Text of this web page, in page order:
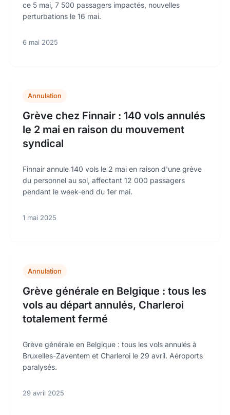
ce 5 mai, 7 500 passagers impactés, nouvelles
perturbations le 16 mai.
6 mai 2025
Annulation
Grève chez Finnair : 140 vols annulés
le 2 mai en raison du mouvement
syndical
Finnair annule 140 vols le 2 mai en raison d'une grève
du personnel au sol, affectant 12 000 passagers
pendant le week-end du 1er mai.
1 mai 2025
Annulation
Grève générale en Belgique : tous les
vols au départ annulés, Charleroi
totalement fermé
Grève générale en Belgique : tous les vols annulés à
Bruxelles-Zaventem et Charleroi le 29 avril. Aéroports
paralysés.
29 avril 2025